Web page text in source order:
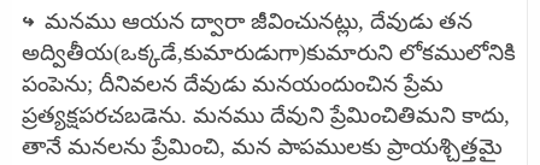
↪ మనము ఆయన ద్వారా జీవించునట్లు, దేవుడు తన
అద్వితీయ(ఒక్కడే,కుమారుడుగా)కుమారుని లోకములోనికి
పంపెను; దీనివలన దేవుడు మనయందుంచిన ప్రేమ
ప్రత్యక్షపరచబడెను. మనము దేవుని ప్రేమించితిమని కాదు,
తానే మనలను ప్రేమించి, మన పాపములకు ప్రాయశ్చిత్తమై